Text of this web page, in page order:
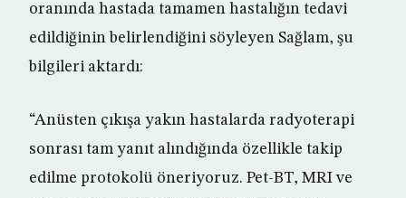
oranında hastada tamamen hastalığın tedavi
edildiğinin belirlendiğini söyleyen Sağlam, şu
bilgileri aktardı:
“Anüsten çıkışa yakın hastalarda radyoterapi
sonrası tam yanıt alındığında özellikle takip
edilme protokolü öneriyoruz. Pet-BT, MRI ve